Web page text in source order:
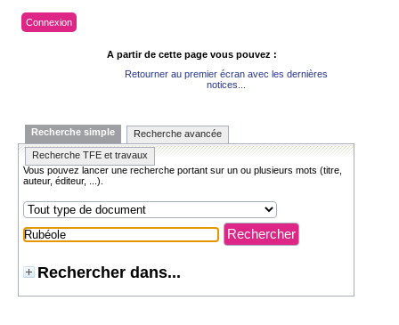
Connexion
A partir de cette page vous pouvez :
Retourner au premier écran avec les dernières
notices...
Recherche simple
Recherche avancée
Recherche TFE et travaux
Vous pouvez lancer une recherche portant sur un ou plusieurs mots (titre,
auteur, éditeur, ...).
Rechercher dans...